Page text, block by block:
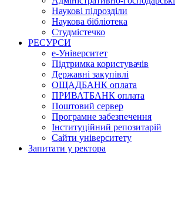
Наукові підрозділи
Наукова бібліотека
Студмістечко
РЕСУРСИ
е-Університет
Підтримка користувачів
Державні закупівлі
ОЩАДБАНК оплата
ПРИВАТБАНК оплата
Поштовий сервер
Програмне забезпечення
Інституційний репозитарій
Сайти університету
Запитати у ректора